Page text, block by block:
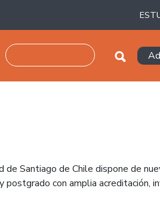
de Santiago de Chile dispone de
postgrado con amplia acreditación,